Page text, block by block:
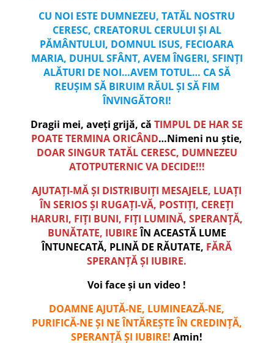
CU NOI ESTE DUMNEZEU, TATĂL NOSTRU
CERESC, CREATORUL CERULUI ȘI AL
PĂMÂNTULUI, DOMNUL ISUS, FECIOARA
MARIA, DUHUL SFÂNT, AVEM ÎNGERI, SFINȚI
ALĂTURI DE NOI…AVEM TOTUL… CA SĂ
REUȘIM SĂ BIRUIM RĂUL ȘI SĂ FIM
ÎNVINGĂTORI!
Dragii mei, aveți grijă, căTIMPUL DE HAR SE
POATE TERMINA ORICÂND…Nimeni nu știe,
DOAR SINGUR TATĂL CERESC, DUMNEZEU
ATOTPUTERNIC VA DECIDE!!!
AJUTAȚI-MĂ ȘI DISTRIBUIȚI MESAJELE, LUAȚI
ÎN SERIOS ȘI RUGAȚI-VĂ, POSTIȚI, CEREȚI
HARURI, FIȚI BUNI, FIȚI LUMINĂ, SPERANȚĂ,
BUNĂTATE, IUBIREÎN ACEASTĂ LUME
ÎNTUNECATĂ, PLINĂ DE RĂUTATE, FĂRĂ
SPERANȚĂ ȘI IUBIRE.
Voi face și un video !
DOAMNE AJUTĂ-NE, LUMINEAZĂ-NE,
PURIFICĂ-NE ȘI NE ÎNTĂREȘTE ÎN CREDINȚĂ,
SPERANȚĂ ȘI IUBIRE!Amin!